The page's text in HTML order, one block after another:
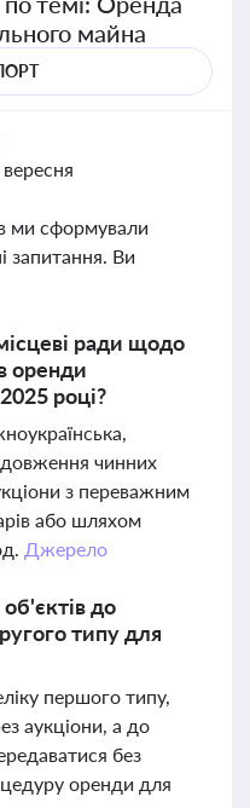
майна
ми сформували
запитання. Ви
ради щодо
оренди
році?
чинних
з переважним
або шляхом
Джерело
до
типу для
першого типу,
аукціони, а до
без
оренди для